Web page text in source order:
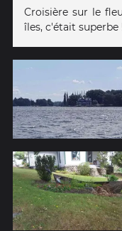
Croisière sur le
îles, c'était superbe